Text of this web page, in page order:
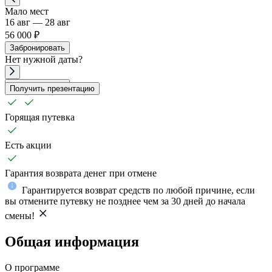
Мало мест
16 авг — 28 авг
56 000 ₽
Забронировать
Нет нужной даты?
Забронировать
Получить презентацию
Горящая путевка
Есть акции
Гарантия возврата денег при отмене
Гарантируется возврат средств по любой причине, если
вы отмените путевку не позднее чем за 30 дней до начала
смены!
Общая информация
О программе